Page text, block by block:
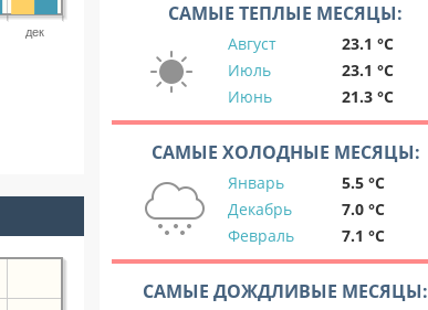
дек
САМЫЕ ТЕПЛЫЕ МЕСЯЦЫ:
Август
23.1 °C
Июль
23.1 °C
Июнь
21.3 °C
САМЫЕ ХОЛОДНЫЕ МЕСЯЦЫ:
Январь
5.5 °C
Декабрь
7.0 °C
Февраль
7.1 °C
САМЫЕ ДОЖДЛИВЫЕ МЕСЯЦЫ: